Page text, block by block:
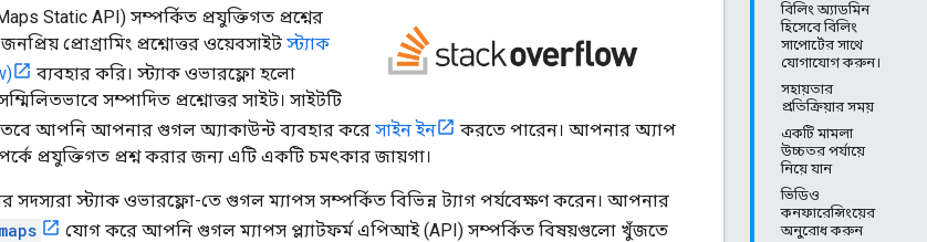
বিলিং অ্যাডমিন
হিসেবে বিলিং
সাপোর্টের সাথে
যোগাযোগ করুন।
সহায়তার
প্রতিক্রিয়ার সময়
একটি মামলা
উচ্চতর পর্যায়ে
নিয়ে যান
ভিডিও
কনফারেন্সিংয়ের
অনুরোধ করুন
Static API) সম্পর্কিত প্রযুক্তিগত প্রশ্নের
প্রোগ্রামিং প্রশ্নোত্তর ওয়েবসাইট স্ট্যাক
ব্যবহার করি। স্ট্যাক ওভারফ্লো হলো
সম্পাদিত প্রশ্নোত্তর সাইট। সাইটটি
তবে আপনি আপনার গুগল অ্যাকাউন্ট ব্যবহার করে সাইন ইন
করতে পারেন। আপনার অ্যাপ
প্রযুক্তিগত প্রশ্ন করার জন্য এটি একটি চমৎকার জায়গা।
সদস্যরা স্ট্যাক ওভারফ্লো-তে গুগল ম্যাপস সম্পর্কিত বিভিন্ন ট্যাগ পর্যবেক্ষণ করেন। আপনার
যোগ করে আপনি গুগল ম্যাপস প্ল্যাটফর্ম এপিআই (API) সম্পর্কিত বিষয়গুলো খুঁজতে